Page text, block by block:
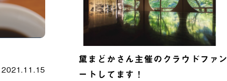
2021.11.15
黛まどかさん主催のクラウドファ
ートしてます！